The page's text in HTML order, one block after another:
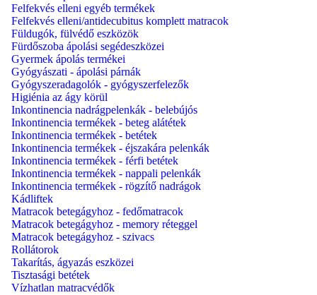
Felfekvés elleni egyéb termékek
Felfekvés elleni/antidecubitus komplett matracok
Füldugók, fülvédő eszközök
Fürdőszoba ápolási segédeszközei
Gyermek ápolás termékei
Gyógyászati - ápolási párnák
Gyógyszeradagolók - gyógyszerfelezők
Higiénia az ágy körül
Inkontinencia nadrágpelenkák - belebújós
Inkontinencia termékek - beteg alátétek
Inkontinencia termékek - betétek
Inkontinencia termékek - éjszakára pelenkák
Inkontinencia termékek - férfi betétek
Inkontinencia termékek - nappali pelenkák
Inkontinencia termékek - rögzítő nadrágok
Kádliftek
Matracok betegágyhoz - fedőmatracok
Matracok betegágyhoz - memory réteggel
Matracok betegágyhoz - szivacs
Rollátorok
Takarítás, ágyazás eszközei
Tisztasági betétek
Vízhatlan matracvédők